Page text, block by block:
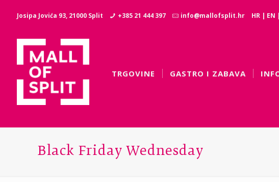
Josipa Jovića 93, 21000 Split +385 21 444 397 info@mallofsplit.hr HR | EN |
TRGOVINE GASTRO I ZABAVA
Black Friday Wednesday